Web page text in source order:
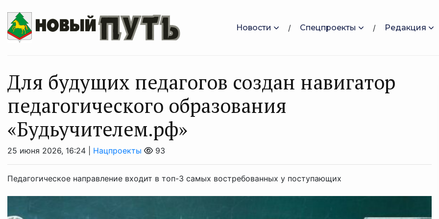
Новости Спецпроекты Редакция
Для будущих педагогов создан навигатор
педагогического образования
«Будьучителем.рф»
25 июня 2026, 16:24 | Нацпроекты 93
Педагогическое направление входит в топ-3 самых востребованных у поступающих